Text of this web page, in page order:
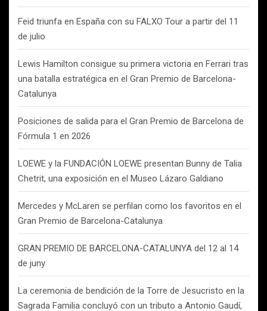
Feid triunfa en España con su FALXO Tour a partir del 11
de julio
Lewis Hamilton consigue su primera victoria en Ferrari tras
una batalla estratégica en el Gran Premio de Barcelona-
Catalunya
Posiciones de salida para el Gran Premio de Barcelona de
Fórmula 1 en 2026
LOEWE y la FUNDACIÓN LOEWE presentan Bunny de Talia
Chetrit, una exposición en el Museo Lázaro Galdiano
Mercedes y McLaren se perfilan como los favoritos en el
Gran Premio de Barcelona-Catalunya
GRAN PREMIO DE BARCELONA-CATALUNYA del 12 al 14
de juny
La ceremonia de bendición de la Torre de Jesucristo en la
Sagrada Familia concluyó con un tributo a Antonio Gaudí,